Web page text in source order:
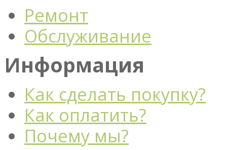
Ремонт
Обслуживание
Информация
Как сделать покупку?
Как оплатить?
Почему мы?